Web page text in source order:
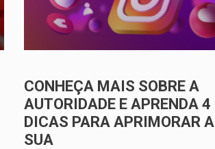
CONHEÇA MAIS SOBRE A
AUTORIDADE E APRENDA 4
DICAS PARA APRIMORAR A
SUA